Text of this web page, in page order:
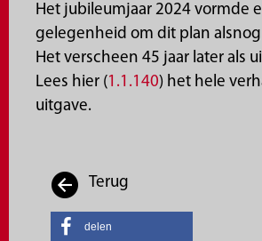
Het jubileumjaar 2024 vormde
gelegenheid om dit plan
Het verscheen 45 jaar later als
Lees hier (1.1.140) het hele
uitgave.
Terug
delen